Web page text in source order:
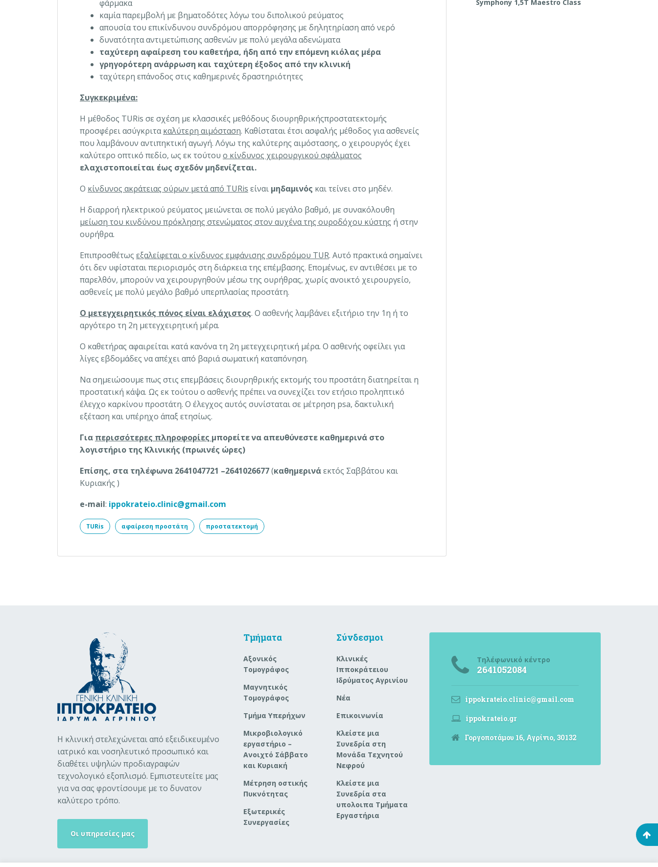
φάρμακα
καμία παρεμβολή με βηματοδότες λόγω του διπολικού ρεύματος
απουσία του επικίνδυνου συνδρόμου απορρόφησης με δηλητηρίαση από νερό
δυνατότητα αντιμετώπισης ασθενών με πολύ μεγάλα αδενώματα
ταχύτερη αφαίρεση του καθετήρα, ήδη από την επόμενη κιόλας μέρα
γρηγορότερη ανάρρωση και ταχύτερη έξοδος από την κλινική
ταχύτερη επάνοδος στις καθημερινές δραστηριότητες
Συγκεκριμένα:
Η μέθοδος TURis σε σχέση με κλασσικές μεθόδους διουρηθρικήςπροστατεκτομής
προσφέρει ασύγκριτακαλύτερη αιμόσταση. Καθίσταται έτσι ασφαλής μέθοδος για ασθενείς
που λαμβάνουν αντιπηκτική αγωγή. Λόγω της καλύτερης αιμόστασης, ο χειρουργός έχει
καλύτερο οπτικό πεδίο, ως εκ τούτου ο κίνδυνος χειρουργικού σφάλματος
ελαχιστοποιείται έως σχεδόν μηδενίζεται.
Ο κίνδυνος ακράτειας ούρων μετά από TURis είναι μηδαμινός και τείνει στο μηδέν.
Η διαρροή ηλεκτρικού ρεύματος μειώνεται σε πολύ μεγάλο βαθμό, με συνακόλουθη
μείωση του κινδύνου πρόκλησης στενώματος στον αυχένα της ουροδόχου κύστης ή στην
ουρήθρα.
Επιπροσθέτως εξαλείφεται ο κίνδυνος εμφάνισης συνδρόμου TUR. Αυτό πρακτικά σημαίνει
ότι δεν υφίσταται περιορισμός στη διάρκεια της επέμβασης. Επομένως, εν αντιθέσει με το
παρελθόν, μπορούν να χειρουργηθούν μέσω της ουρήθρας, χωρίς ανοικτό χειρουργείο,
ασθενείς με πολύ μεγάλο βαθμό υπερπλασίας προστάτη.
Ο μετεγχειρητικός πόνος είναι ελάχιστος. Ο ασθενής λαμβάνει εξιτήριο την 1η ή το
αργότερο τη 2η μετεγχειρητική μέρα.
Ο καθετήρας αφαιρείται κατά κανόνα τη 2η μετεγχειρητική μέρα. Ο ασθενής οφείλει για
λίγες εβδομάδες να απέχει από βαριά σωματική καταπόνηση.
Να σημειώσουμε πως στις επεμβάσεις διουρηθρικής εκτομής του προστάτη διατηρείται η
προστατική κάψα. Ως εκ τούτου ο ασθενής πρέπει να συνεχίζει τον ετήσιο προληπτικό
έλεγχο καρκίνου προστάτη. Ο έλεγχος αυτός συνίσταται σε μέτρηση psa, δακτυλική
εξέταση και υπέρηχο άπαξ ετησίως.
Για περισσότερες πληροφορίες μπορείτε να απευθύνεστε καθημερινά στο
λογιστήριο της Κλινικής (πρωινές ώρες)
Επίσης, στα τηλέφωνα 2641047721 –2641026677(καθημερινάεκτός Σαββάτου και
Κυριακής )
e-mail: ippokrateio.clinic@gmail.com
TURis αφαίρεση προστάτη προστατεκτομή
Symphony 1,5T Maestro Class
Η κλινική στελεχώνεται από εξειδικευμένο
ιατρικό και νοσηλευτικό προσωπικό και
διαθέτει υψηλών προδιαγραφών
τεχνολογικό εξοπλισμό. Εμπιστευτείτε μας
για να σας φροντίσουμε με το δυνατον
καλύτερο τρόπο.
Οι υπηρεσίες μας
Τμήματα
Αξονικός
Τομογράφος
Μαγνητικός
Τομογράφος
Τμήμα Υπερήχων
Μικροβιολογικό
εργαστήριο –
Ανοιχτό Σάββατο
και Κυριακή
Μέτρηση οστικής
Πυκνότητας
Εξωτερικές
Συνεργασίες
Σύνδεσμοι
Κλινικές
Ιπποκράτειου
Ιδρύματος Αγρινίου
Νέα
Επικοινωνία
Κλείστε μια
Συνεδρία στη
Μονάδα Τεχνητού
Νεφρού
Κλείστε μια
Συνεδρία στα
υπολοιπα Τμήματα
Εργαστήρια
Τηλέφωνικό κέντρο
2641052084
ippokrateio.clinic@gmail.com
ippokrateio.gr
Γοργοποτάμου 16, Αγρίνιο, 30132